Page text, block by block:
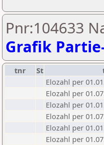
Pnr:104633
Grafik
tnr St
Elozahl per
Elozahl per
Elozahl per
Elozahl per
Elozahl per
Elozahl per